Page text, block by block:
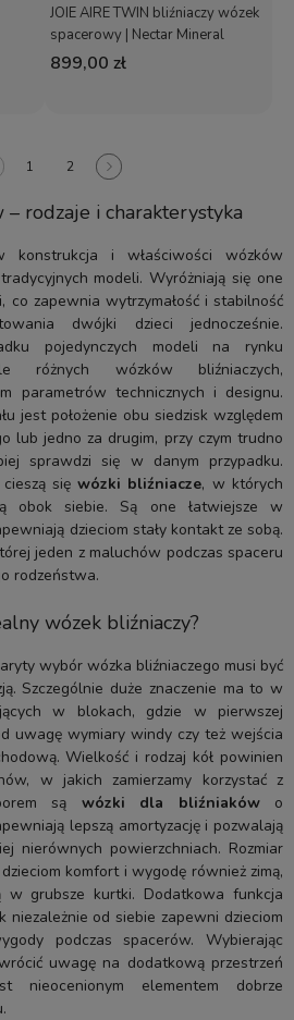
JOIE AIRE TWIN bliźniaczy wózek
spacerowy | Nectar Mineral
899,00 zł
1 2
rodzaje i charakterystyka
konstrukcja i właściwości wózków
modeli. Wyróżniają się one
co zapewnia wytrzymałość i stabilność
dwójki dzieci jednocześnie.
pojedynczych modeli na rynku
różnych wózków bliźniaczych,
parametrów technicznych i designu.
jest położenie obu siedzisk względem
lub jedno za drugim, przy czym trudno
sprawdzi się w danym przypadku.
cieszą sięwózki bliźniacze, w których
obok siebie. Są one łatwiejsze w
dzieciom stały kontakt ze sobą.
jeden z maluchów podczas spaceru
rodzeństwa.
wózek bliźniaczy?
wybór wózka bliźniaczego musi być
Szczególnie duże znaczenie ma to w
w blokach, gdzie w pierwszej
uwagę wymiary windy czy też wejścia
Wielkość i rodzaj kół powinien
w jakich zamierzamy korzystać z
są wózki dla bliźniakówo
lepszą amortyzację i pozwalają
nierównych powierzchniach. Rozmiar
komfort i wygodę również zimą,
w grubsze kurtki. Dodatkowa funkcja
niezależnie od siebie zapewni dzieciom
podczas spacerów. Wybierając
uwagę na dodatkową przestrzeń
nieocenionym elementem dobrze